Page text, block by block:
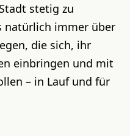
stetig zu
natürlich immer über
die sich, ihr
einbringen und mit
– in Lauf und für